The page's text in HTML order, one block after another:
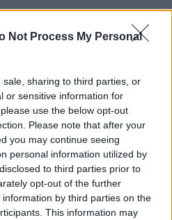
Not Process My Personal
sharing to third parties, or
or sensitive information for
use the below opt-out
Please note that after your
you may continue seeing
personal information utilized by
to third parties prior to
opt-out of the further
by third parties on the
This information may